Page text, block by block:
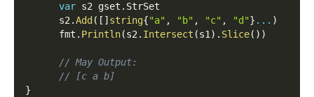
var s2 gset . StrSet
      s2
.Add ( [ ] string{"a" , "b" , "c" , "d"} ... )
      fmt
. Println(s2 . Intersect (s1 ) . Slice( ) )
// May Output:
// [c a b]
}